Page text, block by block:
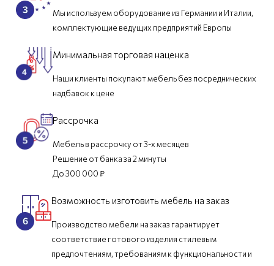
Мы используем оборудование из Германии и Италии,
комплектующие ведущих предприятий Европы
Минимальная торговая наценка
Наши клиенты покупают мебель без посреднических
надбавок к цене
Рассрочка
Мебель в рассрочку от 3-х месяцев
Решение от банка за 2 минуты
До 300 000 ₽
Возможность изготовить мебель на заказ
Производство мебели на заказ гарантирует
соответствие готового изделия стилевым
предпочтениям, требованиям к функциональности и